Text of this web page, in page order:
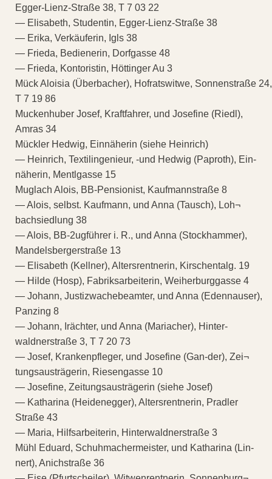
Egger-Lienz-Straße 38, T 7 03 22
— Elisabeth, Studentin, Egger-Lienz-Straße 38
— Erika, Verkäuferin, Igls 38
— Frieda, Bedienerin, Dorfgasse 48
— Frieda, Kontoristin, Höttinger Au 3
Mück Aloisia (Überbacher), Hofratswitwe, Sonnenstraße 24,
T 7 19 86
Muckenhuber Josef, Kraftfahrer, und Josefine (Riedl),
Amras 34
Mückler Hedwig, Einnäherin (siehe Heinrich)
— Heinrich, Textilingenieur, -und Hedwig (Paproth), Ein-
näherin, Mentlgasse 15
Muglach Alois, BB-Pensionist, Kaufmannstraße 8
— Alois, selbst. Kaufmann, und Anna (Tausch), Loh¬
bachsiedlung 38
— Alois, BB-2ugführer i. R., und Anna (Stockhammer),
Mandelsbergerstraße 13
— Elisabeth (Kellner), Altersrentnerin, Kirschentalg. 19
— Hilde (Hosp), Fabriksarbeiterin, Weiherburggasse 4
— Johann, Justizwachebeamter, und Anna (Edennauser),
Panzing 8
— Johann, Irächter, und Anna (Mariacher), Hinter-
waldnerstraße 3, T 7 20 73
— Josef, Krankenpfleger, und Josefine (Gan-der), Zei¬
tungsausträgerin, Riesengasse 10
— Josefine, Zeitungsausträgerin (siehe Josef)
— Katharina (Heidenegger), Altersrentnerin, Pradler
Straße 43
— Maria, Hilfsarbeiterin, Hinterwaldnerstraße 3
Mühl Eduard, Schuhmachermeister, und Katharina (Lin-
nert), Anichstraße 36